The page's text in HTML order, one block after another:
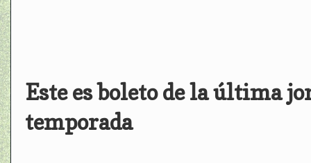
Este es boleto de la última
temporada